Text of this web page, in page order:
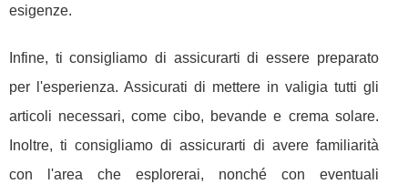
esigenze.
Infine, ti consigliamo di assicurarti di essere preparato
per l'esperienza. Assicurati di mettere in valigia tutti gli
articoli necessari, come cibo, bevande e crema solare.
Inoltre, ti consigliamo di assicurarti di avere familiarità
con l'area che esplorerai, nonché con eventuali